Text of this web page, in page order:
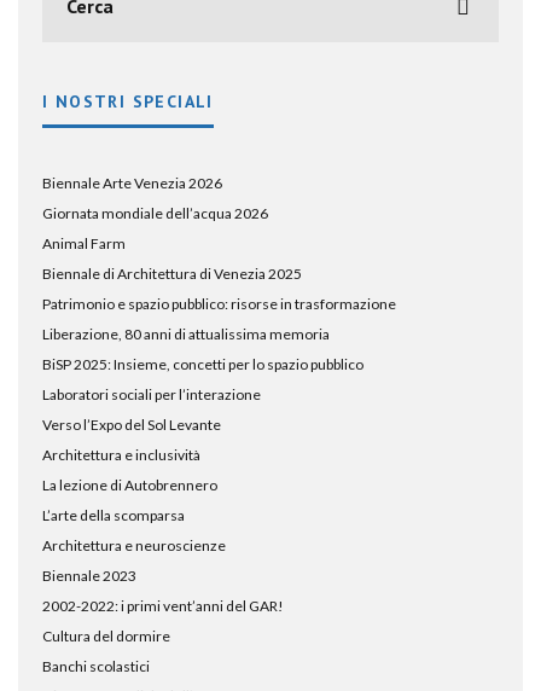
I NOSTRI SPECIALI
Biennale Arte Venezia 2026
Giornata mondiale dell’acqua 2026
Animal Farm
Biennale di Architettura di Venezia 2025
Patrimonio e spazio pubblico: risorse in trasformazione
Liberazione, 80 anni di attualissima memoria
BiSP 2025: Insieme, concetti per lo spazio pubblico
Laboratori sociali per l’interazione
Verso l’Expo del Sol Levante
Architettura e inclusività
La lezione di Autobrennero
L’arte della scomparsa
Architettura e neuroscienze
Biennale 2023
2002-2022: i primi vent’anni del GAR!
Cultura del dormire
Banchi scolastici